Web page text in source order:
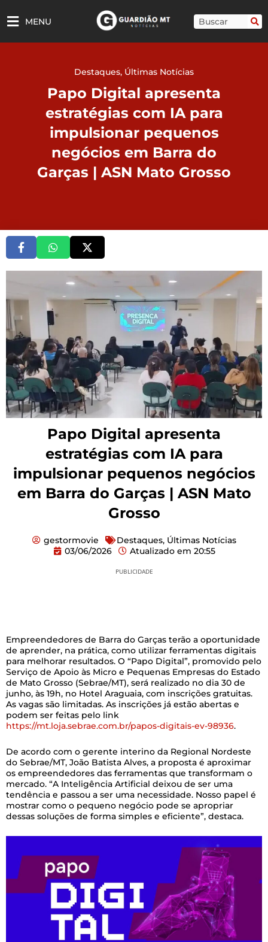
para
MENU Pesquisar
Destaques, Últimas Notícias
Papo Digital apresenta
estratégias com IA para
impulsionar pequenos
negócios em Barra do
Garças | ASN Mato Grosso
Papo Digital apresenta
estratégias com IA para
impulsionar pequenos negócios
em Barra do Garças | ASN Mato
Grosso
gestormovie Destaques, Últimas Notícias
03/06/2026
Atualizado em 20:55
PUBLICIDADE
Empreendedores de Barra do Garças terão a oportunidade
de aprender, na prática, como utilizar ferramentas digitais
para melhorar resultados. O “Papo Digital”, promovido pelo
Serviço de Apoio às Micro e Pequenas Empresas do Estado
de Mato Grosso (Sebrae/MT), será realizado no dia 30 de
junho, às 19h, no Hotel Araguaia, com inscrições gratuitas.
As vagas são limitadas. As inscrições já estão abertas e
podem ser feitas pelo link
https://mt.loja.sebrae.com.br/papos-digitais-ev-98936.
De acordo com o gerente interino da Regional Nordeste
do Sebrae/MT, João Batista Alves, a proposta é aproximar
os empreendedores das ferramentas que transformam o
mercado. “A Inteligência Artificial deixou de ser uma
tendência e passou a ser uma necessidade. Nosso papel é
mostrar como o pequeno negócio pode se apropriar
dessas soluções de forma simples e eficiente”, destaca.